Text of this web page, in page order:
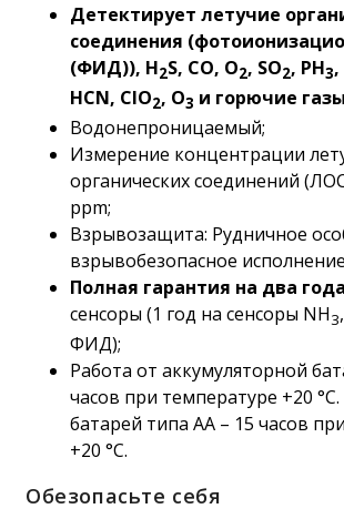
Детектирует летучие
соединения
(ФИД)), H2S, CO, O2, SO2, PH3,
HCN, CIO2, O3 и горючие газы
Водонепроницаемый;
Измерение концентрации
органических соединений
ppm;
Взрывозащита: Рудничное
взрывобезопасное
Полная гарантия на два года
сенсоры (1 год на сенсоры NH3
ФИД);
Работа от аккумуляторной
часов при температуре +20
батарей типа АА – 15 часов
+20 °C.
Обезопасьте себя